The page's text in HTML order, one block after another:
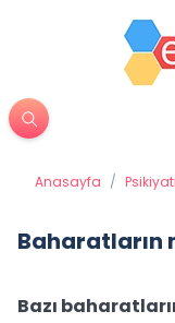
Anasayfa /
Baharatların
Bazı